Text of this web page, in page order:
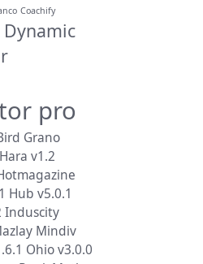
Coachify
Dynamic
pro
Grano
Hara v1.2
Hub v5.0.1
Induscity
Mindiv
Ohio v3.0.0